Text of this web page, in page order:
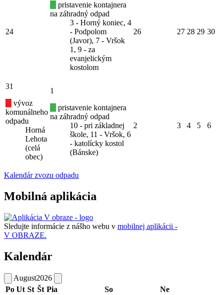
24
pristavenie kontajnera
na záhradný odpad
3 - Horný koniec, 4
- Podpolom
(Javor), 7 - Vršok
1, 9 - za
evanjelickým
kostolom
26 27 28 29 30
31
vývoz
komunálneho
odpadu
Horná
Lehota
(celá
obec)
1
pristavenie kontajnera
na záhradný odpad
10 - pri základnej
škole, 11 - Vršok, 6
- katolícky kostol
(Bánske)
2 3 4 5 6
Kalendár zvozu odpadu
Mobilná aplikácia
Sledujte informácie z nášho webu v mobilnej aplikácii -
V OBRAZE.
Kalendár
August2026
Po Ut St Št Pia So Ne